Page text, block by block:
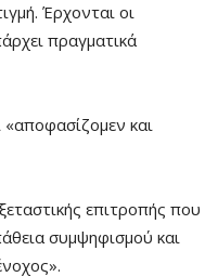
Έρχονται οι
πραγματικά
«αποφασίζομεν και
επιτροπής που
συμψηφισμού και